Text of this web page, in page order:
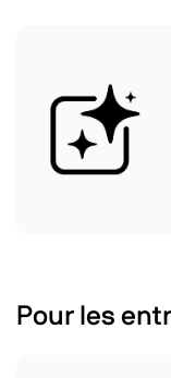
Pour les